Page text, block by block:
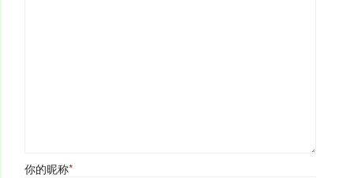
你的昵称*